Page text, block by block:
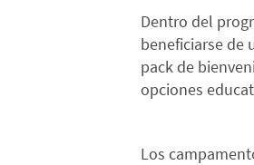
Dentro del
beneficiarse de
pack de
opciones
Los